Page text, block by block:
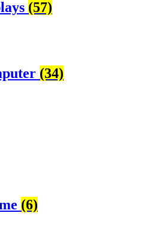
(57)
(34)
(6)